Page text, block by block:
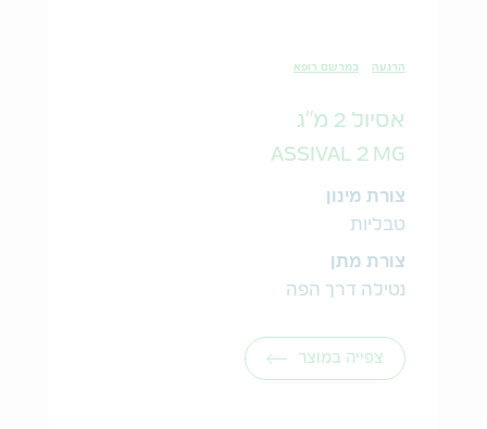
הרגעה במרשם רופא
אסיול 2 מ"ג
ASSIVAL 2 MG
צורת מינון
טבליות
צורת מתן
נטילה דרך הפה
צפייה במוצר